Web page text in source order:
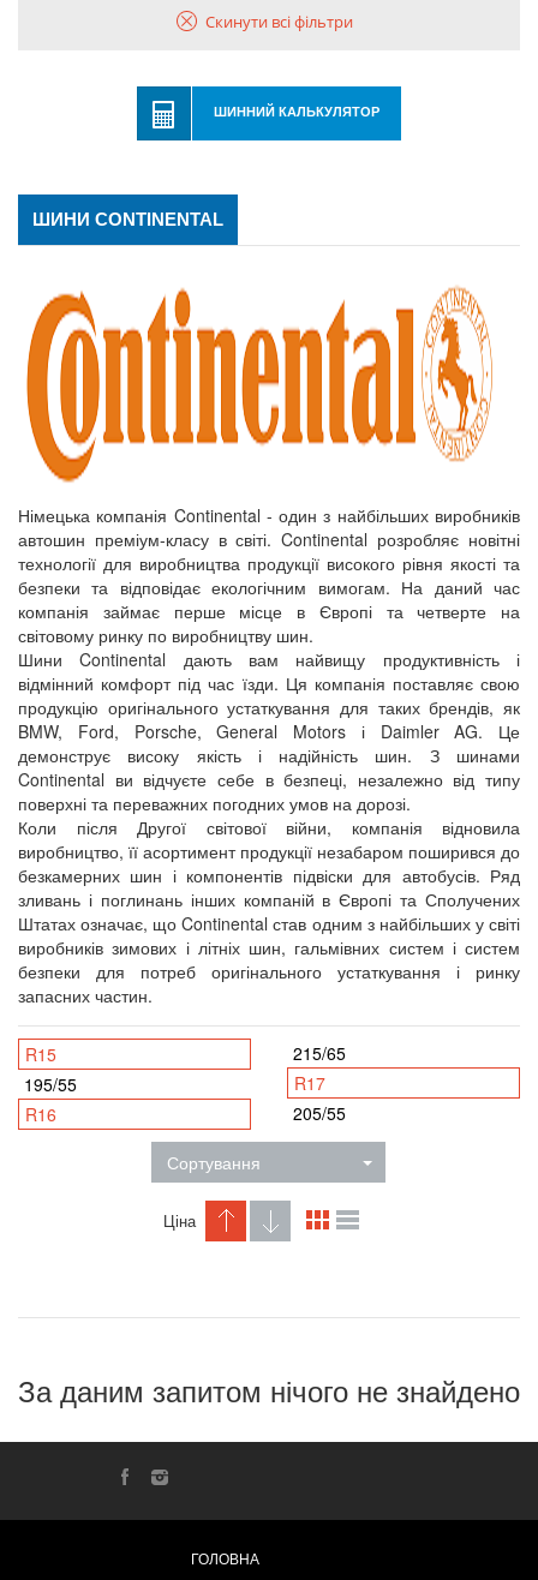
Скинути всі фільтри
ШИННИЙ КАЛЬКУЛЯТОР
ШИНИ CONTINENTAL
Німецька компанія Continental - один з найбільших виробників
автошин преміум-класу в світі. Continental розробляє новітні
технології для виробництва продукції високого рівня якості та
безпеки та відповідає екологічним вимогам. На даний час
компанія займає перше місце в Європі та четверте на
світовому ринку по виробництву шин.
Шини Continental дають вам найвищу продуктивність і
відмінний комфорт під час їзди. Ця компанія поставляє свою
продукцію оригінального устаткування для таких брендів, як
BMW, Ford, Porsche, General Motors і Daimler AG. Це
демонструє високу якість і надійність шин. З шинами
Continental ви відчуєте себе в безпеці, незалежно від типу
поверхні та переважних погодних умов на дорозі.
Коли після Другої світової війни, компанія відновила
виробництво, її асортимент продукції незабаром поширився до
безкамерних шин і компонентів підвіски для автобусів. Ряд
зливань і поглинань інших компаній в Європі та Сполучених
Штатах означає, що Continental став одним з найбільших у світі
виробників зимових і літніх шин, гальмівних систем і систем
безпеки для потреб оригінального устаткування і ринку
запасних частин.
R15
195/55
R16
215/65
R17
205/55
Сортування
Ціна
За даним запитом нічого не знайдено
ГОЛОВНА